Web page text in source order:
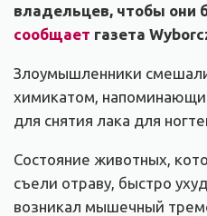
владельцев, чтобы они
сообщает газета
Злоумышленники
химикатом,
для снятия лака для
Состояние животных,
съели отраву, быстро
возникал мышечный